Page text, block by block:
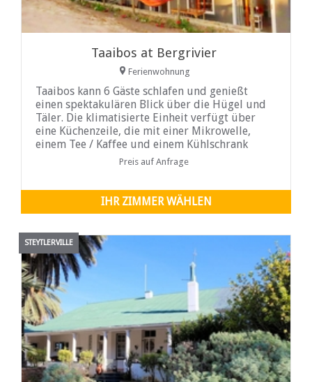
Taaibos at Bergrivier
Ferienwohnung
Taaibos kann 6 Gäste schlafen und genießt
einen spektakulären Blick über die Hügel und
Täler. Die klimatisierte Einheit verfügt über
eine Küchenzeile, die mit einer Mikrowelle,
einem Tee / Kaffee und einem Kühlschrank
ausgestattet ist. Es gibt einen Sitzbereich, eine
Terrasse und eine Braai -Einrichtungen. Zu
Preis auf Anfrage
IHR ZIMMER WÄHLEN
STEYTLERVILLE